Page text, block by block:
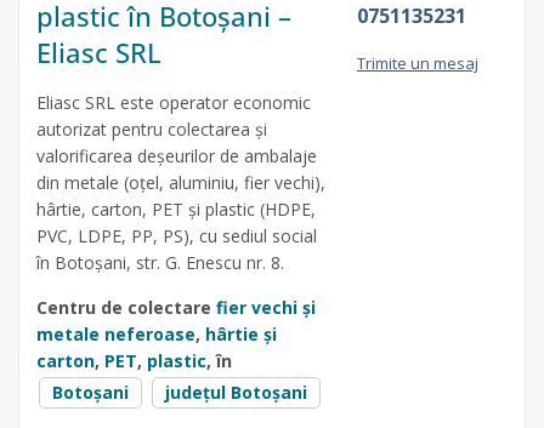
plastic în Botoșani –
Eliasc SRL
Eliasc SRL este operator economic
autorizat pentru colectarea și
valorificarea deșeurilor de ambalaje
din metale (oțel, aluminiu, fier vechi),
hârtie, carton, PET și plastic (HDPE,
PVC, LDPE, PP, PS), cu sediul social
în Botoșani, str. G. Enescu nr. 8.
Centru de colectare fier vechi și
metale neferoase, hârtie și
carton, PET, plastic, în
Botoșani
județul Botoșani
0751135231
Trimite un mesaj